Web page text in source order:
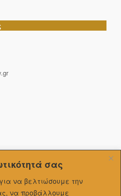
σας
να βελτιώσουμε την
να προβάλλουμε